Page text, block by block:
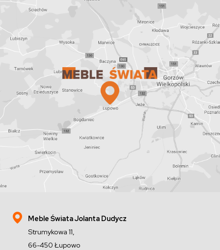
Meble Świata Jolanta Dudycz
Strumykowa 11,
66-450 Łupowo